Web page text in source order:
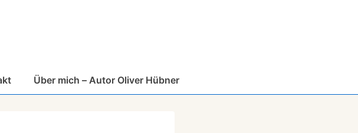
Über mich – Autor Oliver Hübner